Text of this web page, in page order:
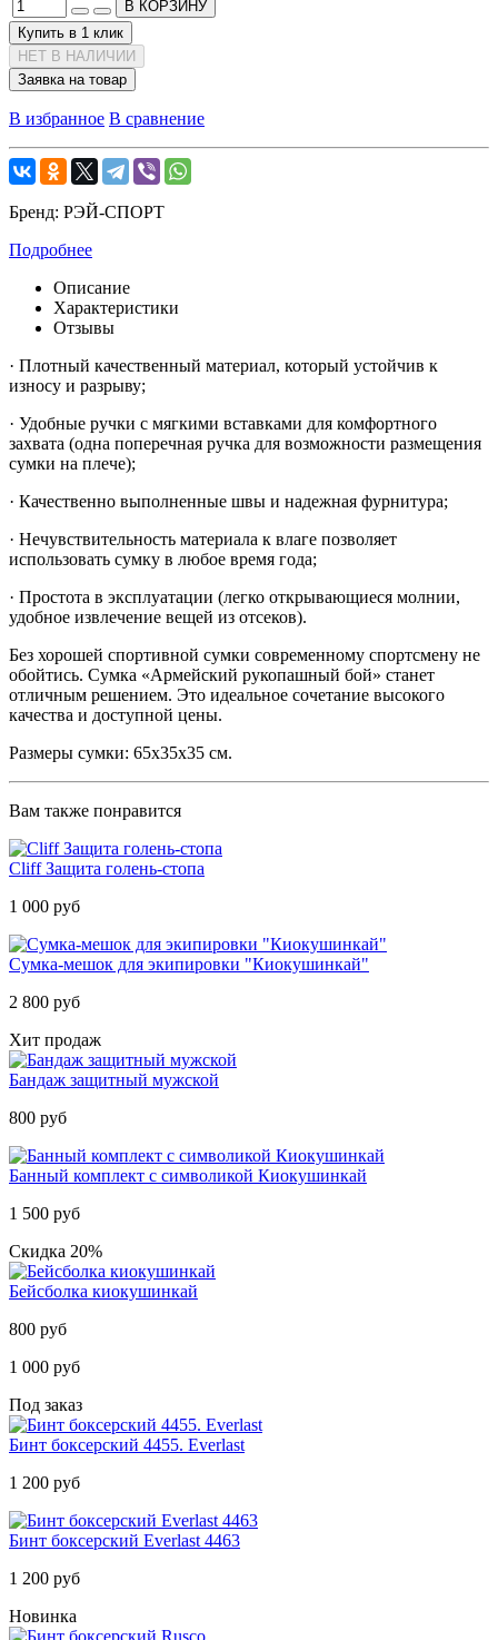
В КОРЗИНУ
Купить в 1 клик
НЕТ В НАЛИЧИИ
Заявка на товар
В избранное В сравнение
Бренд: РЭЙ-СПОРТ
Подробнее
Описание
Характеристики
Отзывы
· Плотный качественный материал, который устойчив к
износу и разрыву;
· Удобные ручки с мягкими вставками для комфортного
захвата (одна поперечная ручка для возможности размещения
сумки на плече);
· Качественно выполненные швы и надежная фурнитура;
· Нечувствительность материала к влаге позволяет
использовать сумку в любое время года;
· Простота в эксплуатации (легко открывающиеся молнии,
удобное извлечение вещей из отсеков).
Без хорошей спортивной сумки современному спортсмену не
обойтись. Сумка «Армейский рукопашный бой» станет
отличным решением. Это идеальное сочетание высокого
качества и доступной цены.
Размеры сумки: 65х35х35 см.
Вам также понравится
Cliff Защита голень-стопа
1 000 руб
Cумка-мешок для экипировки "Киокушинкай"
2 800 руб
Хит продаж
Бандаж защитный мужской
800 руб
Банный комплект с символикой Киокушинкай
1 500 руб
Скидка 20%
Бейсболка киокушинкай
800 руб
1 000 руб
Под заказ
Бинт боксерский 4455. Everlast
1 200 руб
Бинт боксерский Everlast 4463
1 200 руб
Новинка